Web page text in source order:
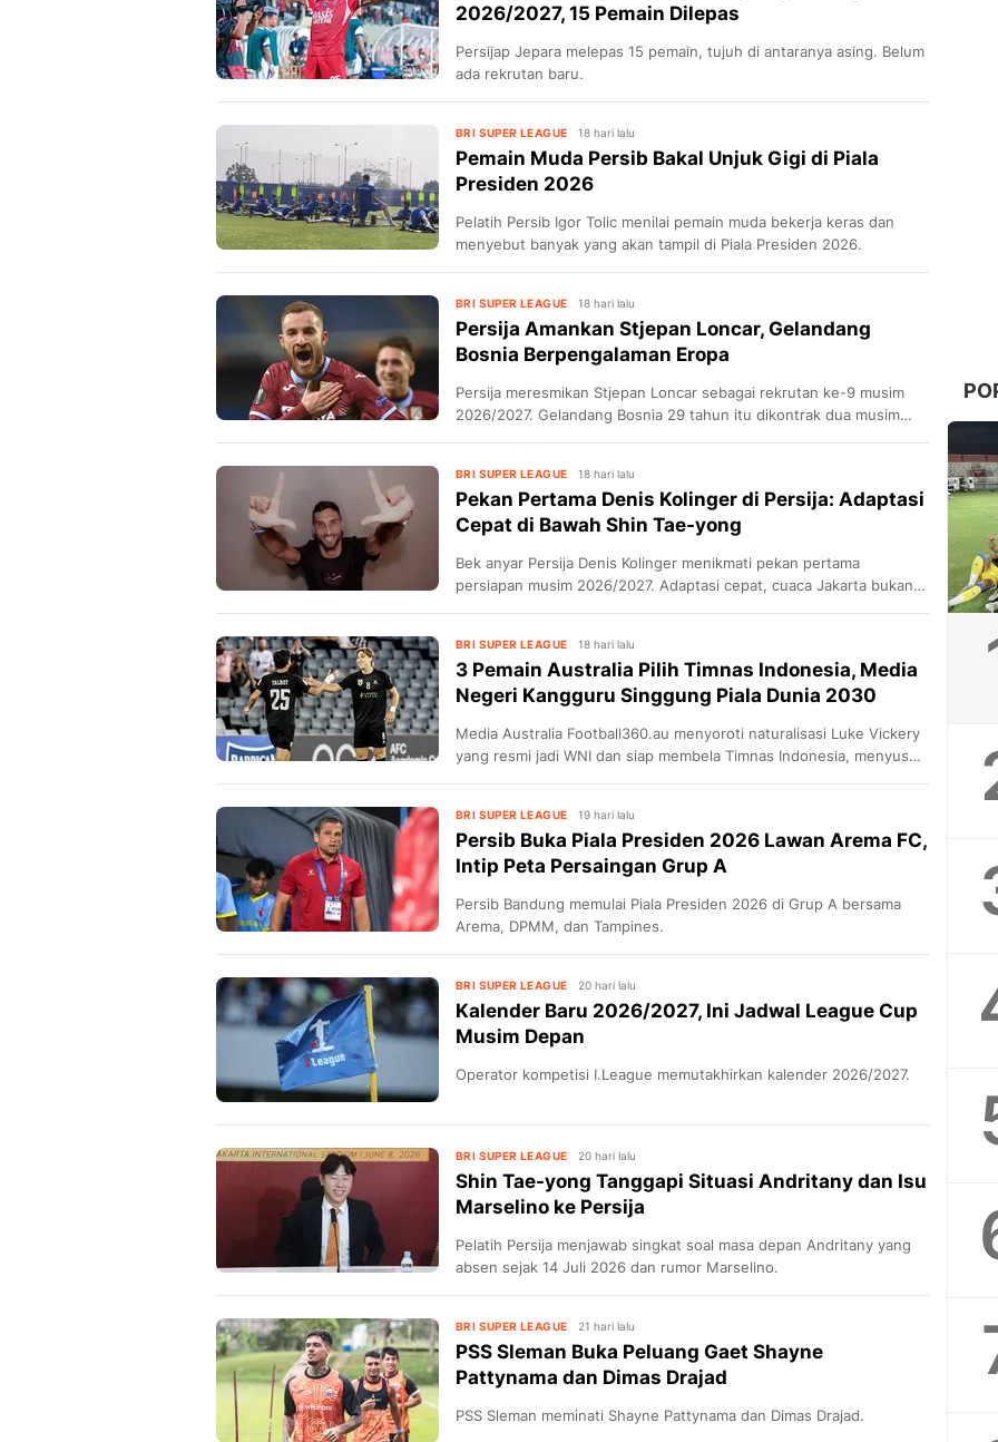
Persijap Minim Manuver Jelang
Super League 2026/2027, 15 Pemain
Dilepas
18 hari lalu
Pemain Muda Persib Bakal Unjuk
Gigi di Piala Presiden 2026
18 hari lalu
Persija Amankan Stjepan Loncar,
Gelandang Bosnia Berpengalaman
Eropa
18 hari lalu
Persija: Adaptasi Cepat di Bawah
Shin Tae-yong
18 hari lalu
3 Pemain Australia Pilih Timnas
Indonesia, Media Negeri Kangguru
Singgung Piala Dunia 2030
2026/2027, 15 Pemain Dilepas
Persijap Jepara melepas 15 pemain, tujuh di antaranya asing. Belum
ada rekrutan baru.
BRI SUPER LEAGUE 18 hari lalu
Pemain Muda Persib Bakal Unjuk Gigi di Piala
Presiden 2026
Pelatih Persib Igor Tolic menilai pemain muda bekerja keras dan
menyebut banyak yang akan tampil di Piala Presiden 2026.
BRI SUPER LEAGUE 18 hari lalu
Persija Amankan Stjepan Loncar, Gelandang
Bosnia Berpengalaman Eropa
Persija meresmikan Stjepan Loncar sebagai rekrutan ke-9 musim
2026/2027. Gelandang Bosnia 29 tahun itu dikontrak dua musim
BRI SUPER LEAGUE 18 hari lalu
Pekan Pertama Denis Kolinger di Persija: Adaptasi
Cepat di Bawah Shin Tae-yong
Bek anyar Persija Denis Kolinger menikmati pekan pertama
persiapan musim 2026/2027. Adaptasi cepat, cuaca Jakarta bukan
BRI SUPER LEAGUE 18 hari lalu
3 Pemain Australia Pilih Timnas Indonesia, Media
Negeri Kangguru Singgung Piala Dunia 2030
Media Australia Football360.au menyoroti naturalisasi Luke Vickery
yang resmi jadi WNI dan siap membela Timnas Indonesia, menyusul
BRI SUPER LEAGUE 19 hari lalu
Persib Buka Piala Presiden 2026 Lawan Arema FC,
Intip Peta Persaingan Grup A
Persib Bandung memulai Piala Presiden 2026 di Grup A bersama
Arema, DPMM, dan Tampines.
BRI SUPER LEAGUE 20 hari lalu
Kalender Baru 2026/2027, Ini Jadwal League Cup
Musim Depan
Operator kompetisi I.League memutakhirkan kalender 2026/2027.
BRI SUPER LEAGUE 20 hari lalu
Shin Tae-yong Tanggapi Situasi Andritany dan Isu
Marselino ke Persija
Pelatih Persija menjawab singkat soal masa depan Andritany yang
absen sejak 14 Juli 2026 dan rumor Marselino.
BRI SUPER LEAGUE 21 hari lalu
PSS Sleman Buka Peluang Gaet Shayne
Pattynama dan Dimas Drajad
PSS Sleman meminati Shayne Pattynama dan Dimas Drajad.